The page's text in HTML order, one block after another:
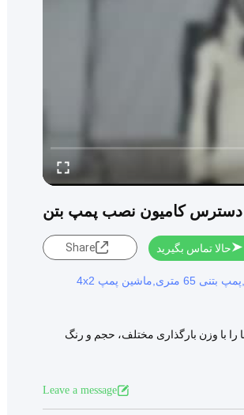
حالا تماس بگیرید Share
را با وزن بارگذاری مختلف، حجم و رنگ
Leave a message